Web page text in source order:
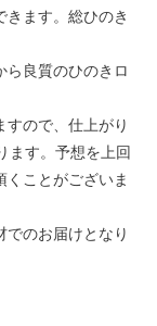
ます。総ひのき
良質のひのきロ
ので、仕上がり
ます。予想を上回
くことがございま
のお届けとなり